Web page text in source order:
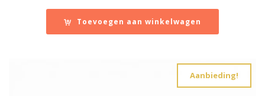
prijs
was:
€ 740,00.
prijs
is:
€ 370,00.
Toevoegen aan winkelwagen
Aanbieding!